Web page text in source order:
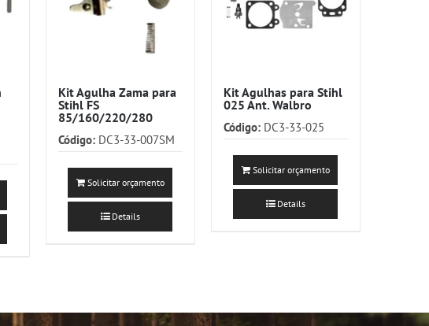
Kit Agulha Zama para
Stihl FS
85/160/220/280
Código:DC3-33-007SM
Solicitar orçamento
Details
Kit Agulhas para Stihl
025 Ant. Walbro
Código:DC3-33-025
Solicitar orçamento
Details